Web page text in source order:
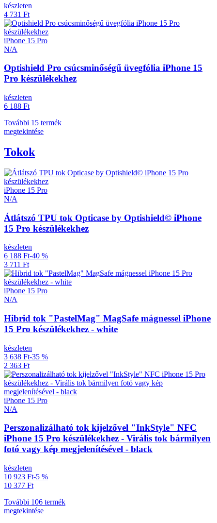
készleten
4 731 Ft
iPhone 15 Pro
N/A
Optishield Pro csúcsminőségű üvegfólia iPhone 15
Pro készülékekhez
készleten
6 188 Ft
További 15 termék
megtekintése
Tokok
iPhone 15 Pro
N/A
Átlátszó TPU tok Opticase by Optishield© iPhone
15 Pro készülékekhez
készleten
6 188 Ft-40 %
3 711 Ft
iPhone 15 Pro
N/A
Hibrid tok "PastelMag" MagSafe mágnessel iPhone
15 Pro készülékekhez - white
készleten
3 638 Ft-35 %
2 363 Ft
iPhone 15 Pro
N/A
Perszonalizálható tok kijelzővel "InkStyle" NFC
iPhone 15 Pro készülékekhez - Virális tok bármilyen
fotó vagy kép megjelenítésével - black
készleten
10 923 Ft-5 %
10 377 Ft
További 106 termék
megtekintése